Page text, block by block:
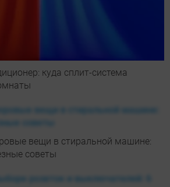
куда сплит-система
вещи в стиральной машине:
советы